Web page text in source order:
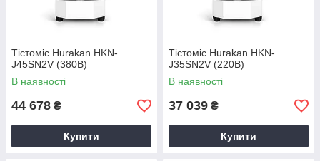
Тістоміс Hurakan HKN-
J45SN2V (380В)
В наявності
44 678 ₴
Купити
Тістоміс Hurakan HKN-
J35SN2V (220В)
В наявності
37 039 ₴
Купити